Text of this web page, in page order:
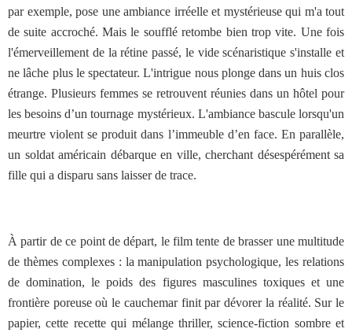
par exemple, pose une ambiance irréelle et mystérieuse qui m'a tout
de suite accroché. Mais le soufflé retombe bien trop vite. Une fois
l'émerveillement de la rétine passé, le vide scénaristique s'installe et
ne lâche plus le spectateur. L'intrigue nous plonge dans un huis clos
étrange. Plusieurs femmes se retrouvent réunies dans un hôtel pour
les besoins d’un tournage mystérieux. L'ambiance bascule lorsqu'un
meurtre violent se produit dans l’immeuble d’en face. En parallèle,
un soldat américain débarque en ville, cherchant désespérément sa
fille qui a disparu sans laisser de trace.
À partir de ce point de départ, le film tente de brasser une multitude
de thèmes complexes : la manipulation psychologique, les relations
de domination, le poids des figures masculines toxiques et une
frontière poreuse où le cauchemar finit par dévorer la réalité. Sur le
papier, cette recette qui mélange thriller, science-fiction sombre et